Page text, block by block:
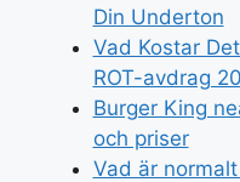
Din Underton
Vad Kostar
ROT-avdrag
Burger King
och priser
Vad är